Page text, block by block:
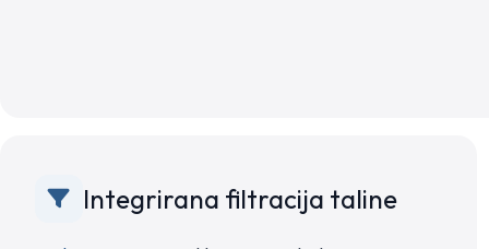
Integrirana filtracija taline